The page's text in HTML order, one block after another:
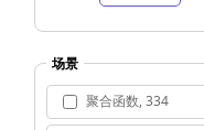
场景
聚合函数, 334